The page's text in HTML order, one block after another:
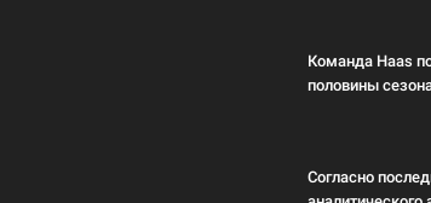
Команда Haas
половины
Согласно